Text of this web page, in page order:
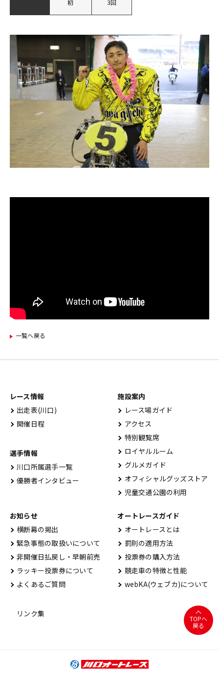
初 3回
一覧ヘ戻る
レース情報
出⾛表(川⼝)
開催⽇程
選手情報
川口所属選手一覧
優勝者インタビュー
施設案内
レース場ガイド
アクセス
特別観覧席
ロイヤルルーム
グルメガイド
オフィシャルグッズストア
児童交通公園の利用
お知らせ
横断幕の掲出
緊急事態の取扱いについて
非開催日払戻し・早朝前売
ラッキー投票券について
よくあるご質問
リンク集
オートレースガイド
オートレースとは
罰則の適用方法
投票券の購入方法
競走車の特徴と性能
webKA(ウェブカ)について
TOPへ
戻る